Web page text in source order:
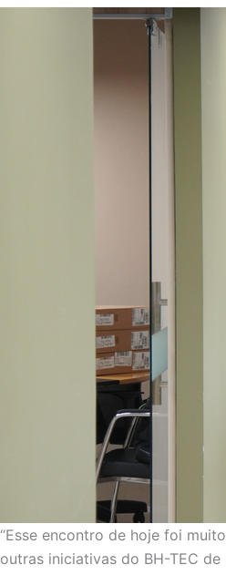
“Esse encontro de hoje foi
outras iniciativas do BH-TEC